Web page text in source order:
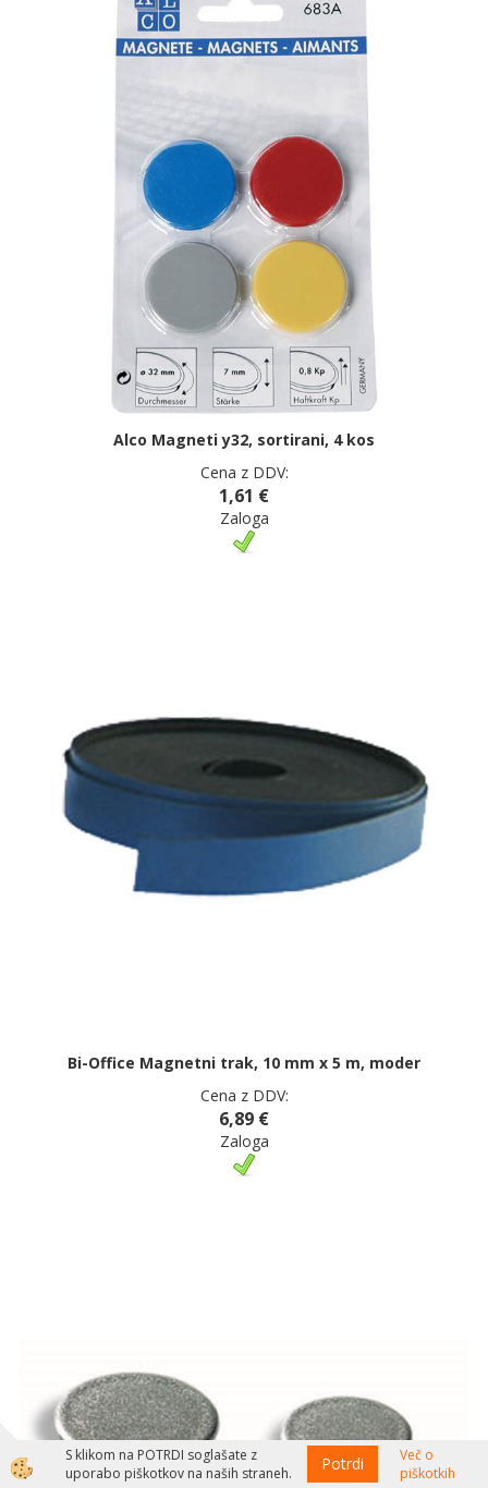
Alco Magneti y32, sortirani, 4 kos
Cena z DDV:
1,61 €
Zaloga
Bi-Office Magnetni trak, 10 mm x 5 m, moder
Cena z DDV:
6,89 €
Zaloga
S klikom na POTRDI soglašate z
uporabo piškotkov na naših straneh.
Potrdi
Več o
piškotkih